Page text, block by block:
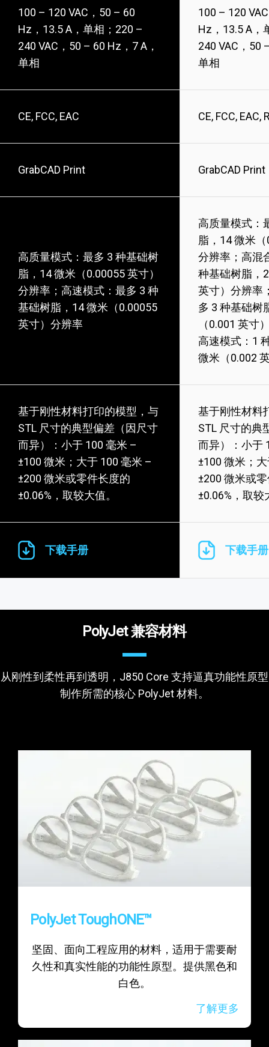
100 – 120 VAC，50 – 60
Hz，13.5 A，单相；220 –
240 VAC，50 – 60 Hz，7 A，
单相
100 – 120
Hz，13.5 A，
240 VAC，50
单相
CE, FCC, EAC CE, FCC, EAC,
GrabCAD Print GrabCAD Print
高质量模式：最多 3 种基础树
脂，14 微米（0.00055 英寸）
分辨率；高速模式：最多 3 种
基础树脂，14 微米（0.00055
英寸）分辨率
高质量模式：
脂，14 微米
分辨率；高混
种基础树脂，
英寸）分辨率
多 3 种基础树
（0.001 英寸
高速模式：1
微米（0.002
基于刚性材料打印的模型，与
STL 尺寸的典型偏差（因尺寸
而异）：小于 100 毫米 –
±100 微米；大于 100 毫米 –
±200 微米或零件长度的
±0.06%，取较大值。
基于刚性材料
STL 尺寸的典
而异）：小于
±100 微米；
±200 微米或
±0.06%，取较
下载手册 下载手册
PolyJet 兼容材料
从刚性到柔性再到透明，J850 Core 支持逼真功能性原型
制作所需的核心 PolyJet 材料。
PolyJet ToughONE™
坚固、面向工程应用的材料，适用于需要耐
久性和真实性能的功能性原型。提供黑色和
白色。
了解更多